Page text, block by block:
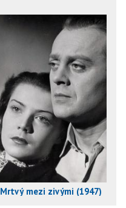
Mrtvý mezi zivými (1947)